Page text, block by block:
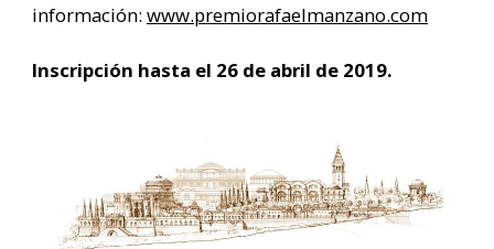
información: www.premiorafaelmanzano.com
Inscripción hasta el 26 de abril de 2019.